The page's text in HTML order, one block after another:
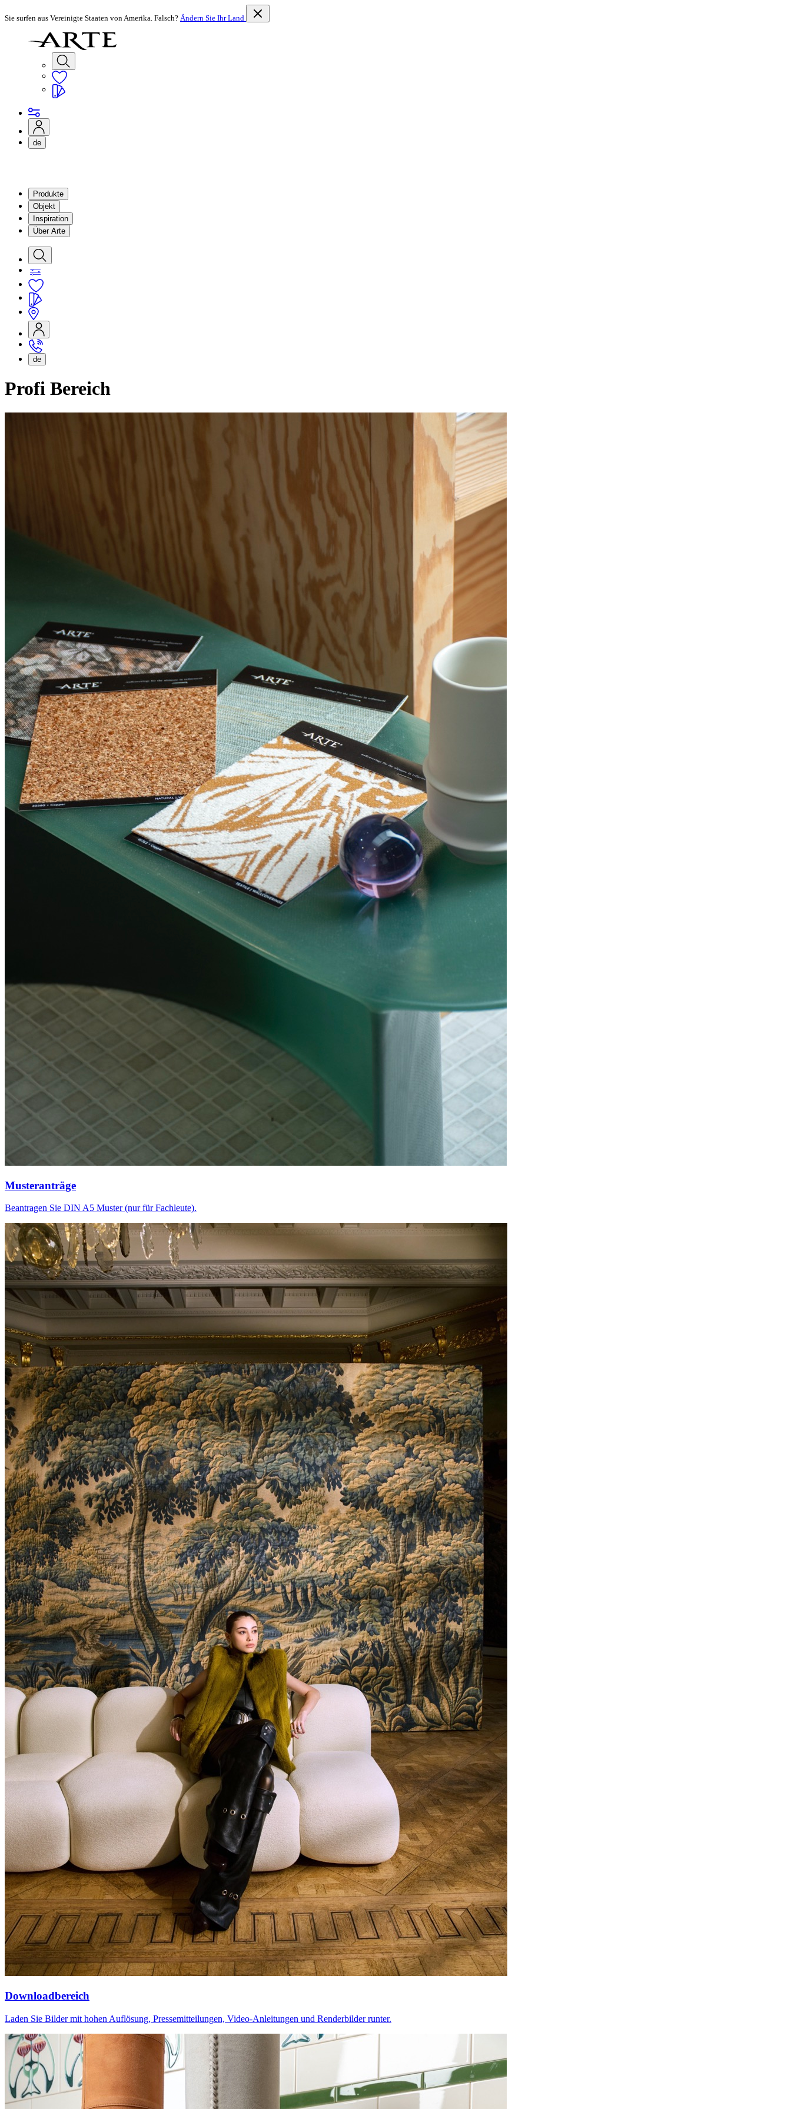
Sie surfen aus Vereinigte Staaten von Amerika. Falsch? Ändern Sie Ihr Land
de
Produkte
Objekt
Inspiration
Über Arte
de
Profi Bereich
Musteranträge
Beantragen Sie DIN A5 Muster (nur für Fachleute).
Downloadbereich
Laden Sie Bilder mit hohen Auflösung, Pressemitteilungen, Video-Anleitungen und Renderbilder runter.